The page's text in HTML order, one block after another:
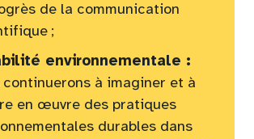
de la communication
;
environnementale :
continuerons à imaginer et à
en œuvre des pratiques
durables dans